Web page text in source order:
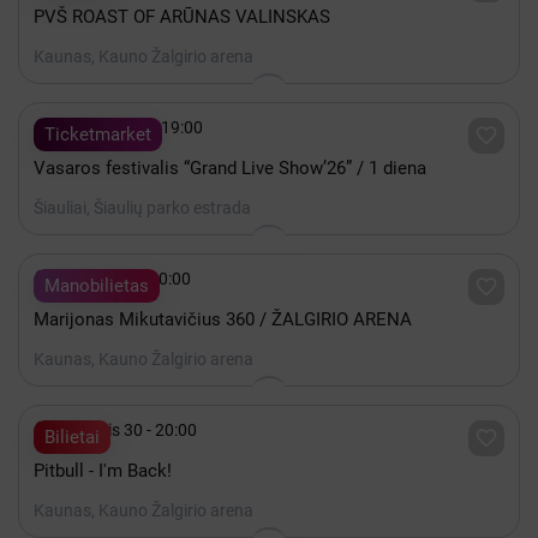
PVŠ ROAST OF ARŪNAS VALINSKAS
Kaunas, Kauno Žalgirio arena
Ticketmarket
 Rugpjūtis 07 - 19:00
Vasaros festivalis “Grand Live Show’26” / 1 diena
Šiauliai, Šiaulių parko estrada
Manobilietas
 Gruodis 19 - 20:00
Marijonas Mikutavičius 360 / ŽALGIRIO ARENA
Kaunas, Kauno Žalgirio arena
Bilietai
 Lapkritis 30 - 20:00
Pitbull - I'm Back!
Kaunas, Kauno Žalgirio arena